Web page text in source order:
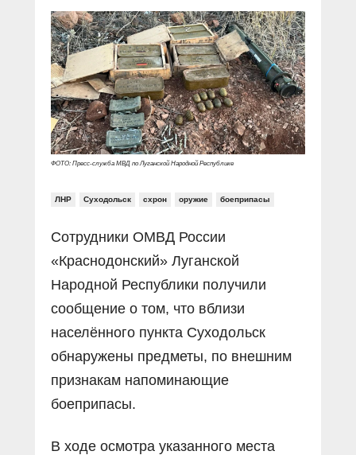
Документальные фильмы
В знании сила
Специальный репортаж
КиберПОСТОВОЙ
Газета «Щит и меч»
Журнал «Полиция России»
О ПОРТАЛЕ
Контакты
Вакансии
ФОТО: Пресс-служба МВД по Луганской Народной Республике
ЛНР Суходольск схрон оружие боеприпасы
Сотрудники ОМВД России
«Краснодонский» Луганской
Народной Республики получили
сообщение о том, что вблизи
населённого пункта Суходольск
обнаружены предметы, по внешним
признакам напоминающие
боеприпасы.
В ходе осмотра указанного места